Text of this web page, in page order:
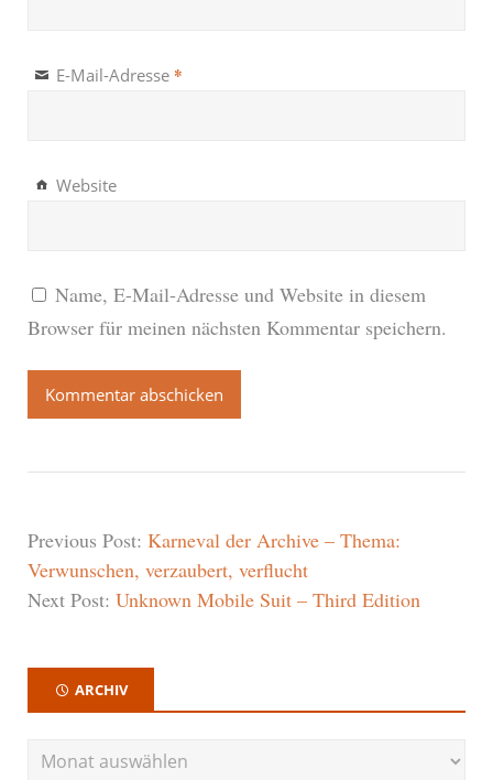
E-Mail-Adresse *
Website
Name, E-Mail-Adresse und Website in diesem
Browser für meinen nächsten Kommentar speichern.
Previous Post: Karneval der Archive – Thema:
Verwunschen, verzaubert, verflucht
Next Post: Unknown Mobile Suit – Third Edition
ARCHIV